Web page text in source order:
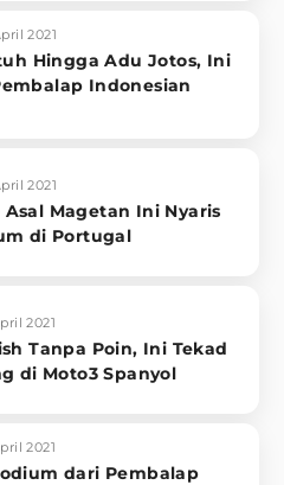
2021
Hingga Adu Jotos, Ini
Indonesian
2021
Magetan Ini Nyaris
di Portugal
2021
Tanpa Poin, Ini Tekad
di Moto3 Spanyol
2021
dari Pembalap